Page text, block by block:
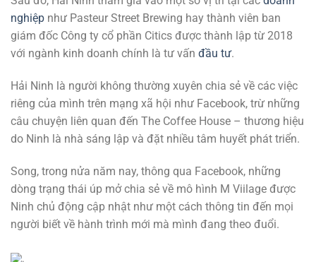
nghiệp như Pasteur Street Brewing hay thành viên ban
giám đốc Công ty cổ phần Citics được thành lập từ 2018
với ngành kinh doanh chính là tư vấn đầu tư.
Hải Ninh là người không thường xuyên chia sẻ về các việc
riêng của mình trên mạng xã hội như Facebook, trừ những
câu chuyện liên quan đến The Coffee House – thương hiệu
do Ninh là nhà sáng lập và đặt nhiều tâm huyết phát triển.
Song, trong nửa năm nay, thông qua Facebook, những
dòng trạng thái úp mở chia sẻ về mô hình M Viilage được
Ninh chủ động cập nhật như một cách thông tin đến mọi
người biết về hành trình mới mà mình đang theo đuổi.